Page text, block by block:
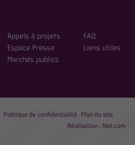
Appels à projets
Espace Presse
Marchés publics
FAQ
Liens utiles
Politique de confidentialité Plan du site
Réalisation : Net.com